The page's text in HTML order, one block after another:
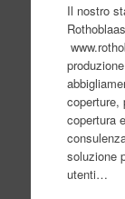
Il nostro
coperture,
copertura
soluzione
utenti…